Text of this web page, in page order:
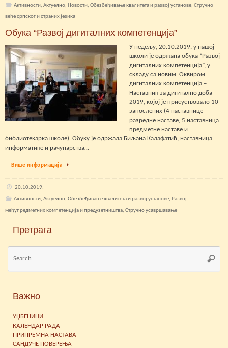
Активности, Актуелно, Новости, Обезбеђивање квалитета и развој установе, Стручно
веће српског и страних језика
Обука “Развој дигиталних компетенција”
У недељу, 20.10.2019. у нашој
школи је одржана обука “Развој
дигиталних компетенција”, у
складу са новим Оквиром
дигиталних компетенција –
Наставник за дигитално доба
2019, којој је присуствовало 10
запослених (4 наставнице
разредне наставе, 5 наставница
предметне наставе и
библиотекарка школе). Обуку је одржала Биљана Калафатић, наставница
информатике и рачунарства…
Више информација
20.10.2019.
Активности, Актуелно, Обезбеђивање квалитета и развој установе, Развој
међупредметних компетенција и предузетништва, Стручно усавршавање
Претрага
Важно
УЏБЕНИЦИ
КАЛЕНДАР РАДА
ПРИПРЕМНА НАСТАВА
САНДУЧЕ ПОВЕРЕЊА